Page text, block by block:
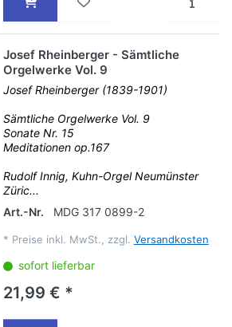
Josef Rheinberger - Sämtliche
Orgelwerke Vol. 9
Josef Rheinberger (1839-1901)
Sämtliche Orgelwerke Vol. 9
Sonate Nr. 15
Meditationen op.167
Rudolf Innig, Kuhn-Orgel Neumünster
Züric...
Art.-Nr.
MDG 317 0899-2
* Preise inkl. MwSt., zzgl. Versandkosten
sofort lieferbar
21,99 € *